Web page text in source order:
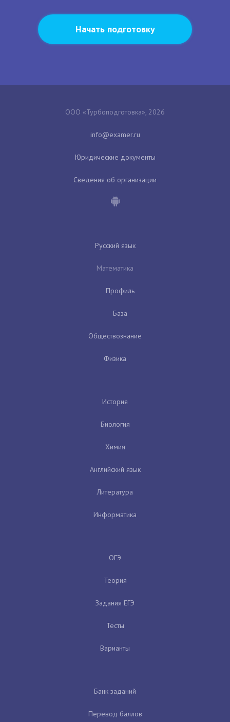
Начать подготовку
ООО «Турбоподготовка», 2026
Юридические документы
Сведения об организации
Русский язык
Математика
Профиль
База
Обществознание
Физика
История
Биология
Химия
Английский язык
Литература
Информатика
ОГЭ
Теория
Задания ЕГЭ
Тесты
Варианты
Банк заданий
Перевод баллов